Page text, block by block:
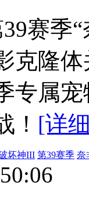
赛季
克隆
专属
！ [详
坏神III 第39赛季 奈